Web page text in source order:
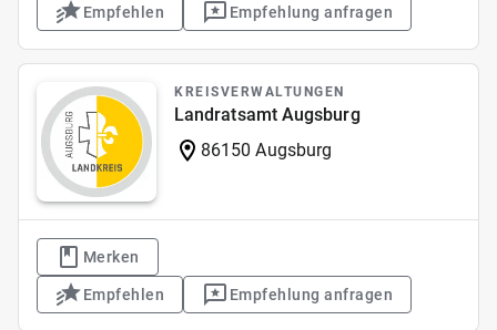
Empfehlen Empfehlung anfragen
KREISVERWALTUNGEN
Landratsamt Augsburg
86150 Augsburg
Merken
Empfehlen Empfehlung anfragen